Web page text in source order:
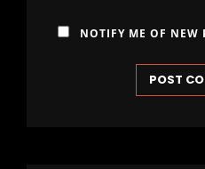
NOTIFY ME OF NEW